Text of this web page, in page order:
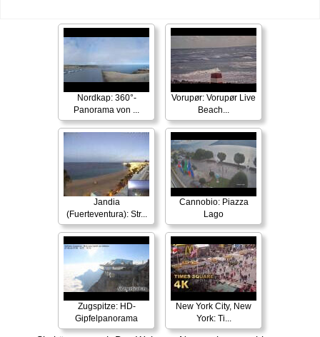
Nordkap: 360°-
Panorama von ...
Vorupør: Vorupør Live
Beach...
Jandia
(Fuerteventura): Str...
Cannobio: Piazza
Lago
Zugspitze: HD-
Gipfelpanorama
New York City, New
York: Ti...